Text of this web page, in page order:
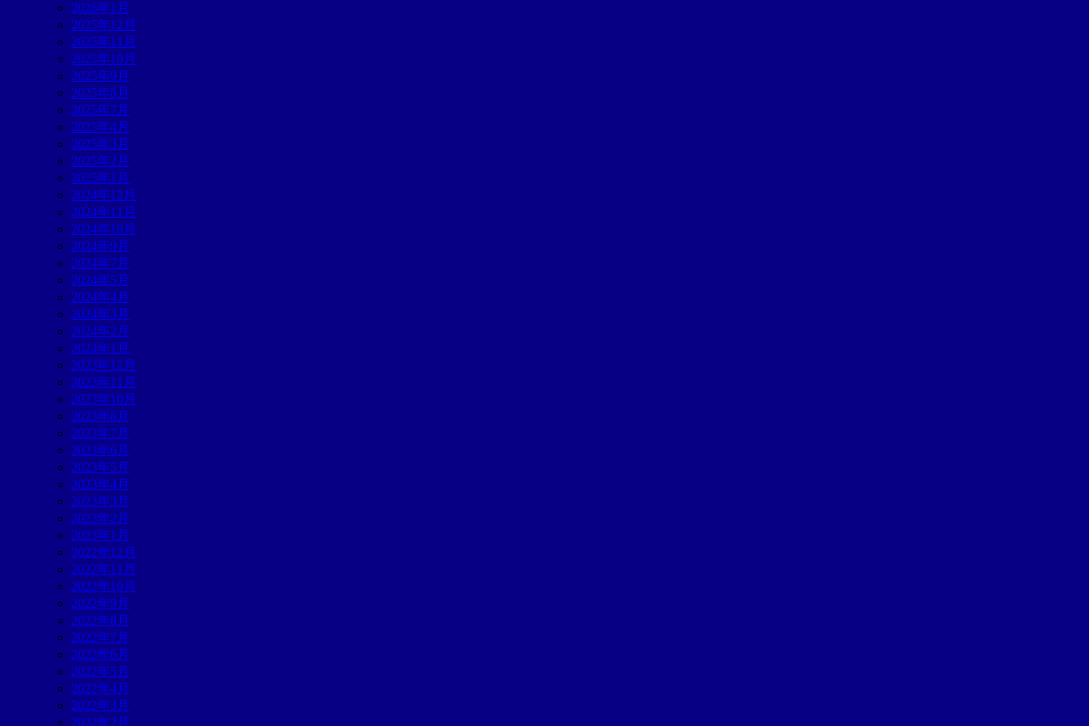
2026年1月
2025年12月
2025年11月
2025年10月
2025年9月
2025年8月
2025年7月
2025年4月
2025年3月
2025年2月
2025年1月
2024年12月
2024年11月
2024年10月
2024年9月
2024年7月
2024年5月
2024年4月
2024年3月
2024年2月
2024年1月
2023年12月
2023年11月
2023年10月
2023年8月
2023年7月
2023年6月
2023年5月
2023年4月
2023年3月
2023年2月
2023年1月
2022年12月
2022年11月
2022年10月
2022年9月
2022年8月
2022年7月
2022年6月
2022年5月
2022年4月
2022年3月
2022年2月